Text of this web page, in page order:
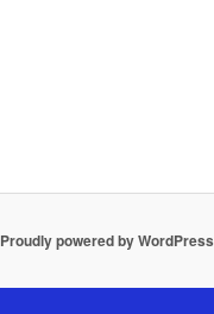
Proudly powered by WordPress